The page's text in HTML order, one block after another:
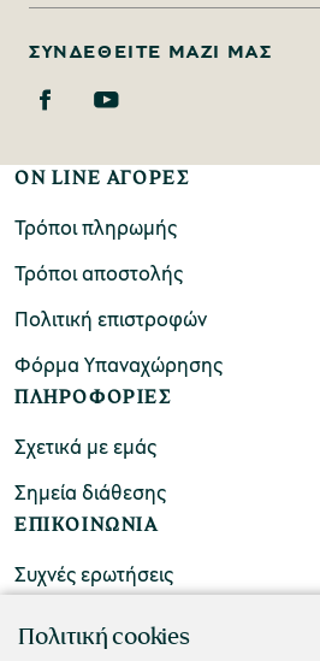
ΣΥΝΔΕΘΕΊΤΕ ΜΑΖΊ ΜΑΣ
ON LINE ΑΓΟΡΕΣ
Τρόποι πληρωμής
Τρόποι αποστολής
Πολιτική επιστροφών
Φόρμα Υπαναχώρησης
ΠΛΗΡΟΦΟΡΙΕΣ
Σχετικά με εμάς
Σημεία διάθεσης
ΕΠΙΚΟΙΝΩΝΙΑ
Συχνές ερωτήσεις
Επικοινωνήστε μαζί μας
Πολιτική cookies